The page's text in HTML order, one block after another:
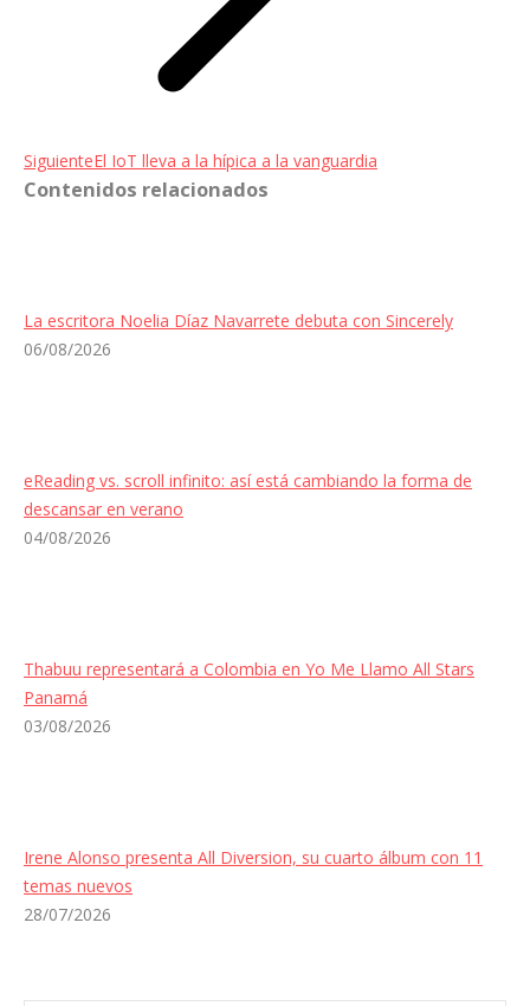
SiguienteEntrada
siguiente:
El IoT lleva a la hípica a la vanguardia
Contenidos relacionados
La escritora Noelia Díaz Navarrete debuta con Sincerely
06/08/2026
eReading vs. scroll infinito: así está cambiando la forma de
descansar en verano
04/08/2026
Thabuu representará a Colombia en Yo Me Llamo All Stars
Panamá
03/08/2026
Irene Alonso presenta All Diversion, su cuarto álbum con 11
temas nuevos
28/07/2026